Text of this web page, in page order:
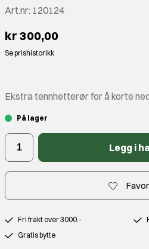
Art.nr: 120124
kr 300,00
Se prishistorikk
Ekstra tennhetterør for å korte
På lager
Legg i
Fri frakt over 3000.-
Gratis bytte